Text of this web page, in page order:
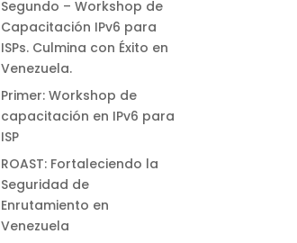
Segundo – Workshop de
Capacitación IPv6 para
ISPs. Culmina con Éxito en
Venezuela.
Primer: Workshop de
capacitación en IPv6 para
ISP
ROAST: Fortaleciendo la
Seguridad de
Enrutamiento en
Venezuela